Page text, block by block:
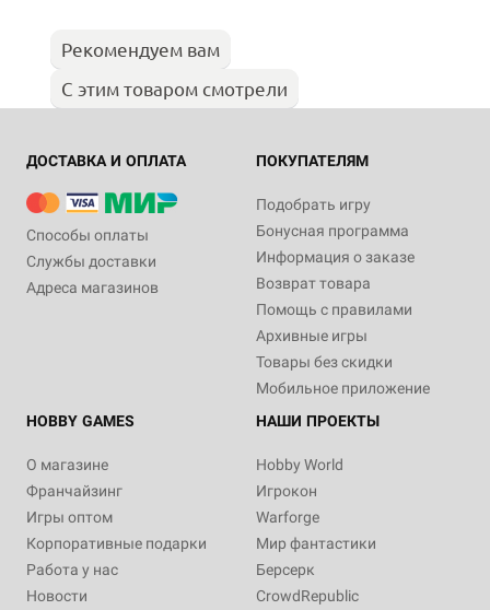
Рекомендуем вам
С этим товаром смотрели
ДОСТАВКА И ОПЛАТА
Способы оплаты
Службы доставки
Адреса магазинов
ПОКУПАТЕЛЯМ
Подобрать игру
Бонусная программа
Информация о заказе
Возврат товара
Помощь с правилами
Архивные игры
Товары без скидки
Мобильное приложение
HOBBY GAMES
О магазине
Франчайзинг
Игры оптом
Корпоративные подарки
Работа у нас
Новости
НАШИ ПРОЕКТЫ
Hobby World
Игрокон
Warforge
Мир фантастики
Берсерк
CrowdRepublic